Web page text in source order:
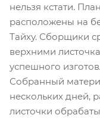
нельзя кстати.
расположены на
Тайху. Сборщики
верхними
успешного
Собранный
нескольких дней,
листочки